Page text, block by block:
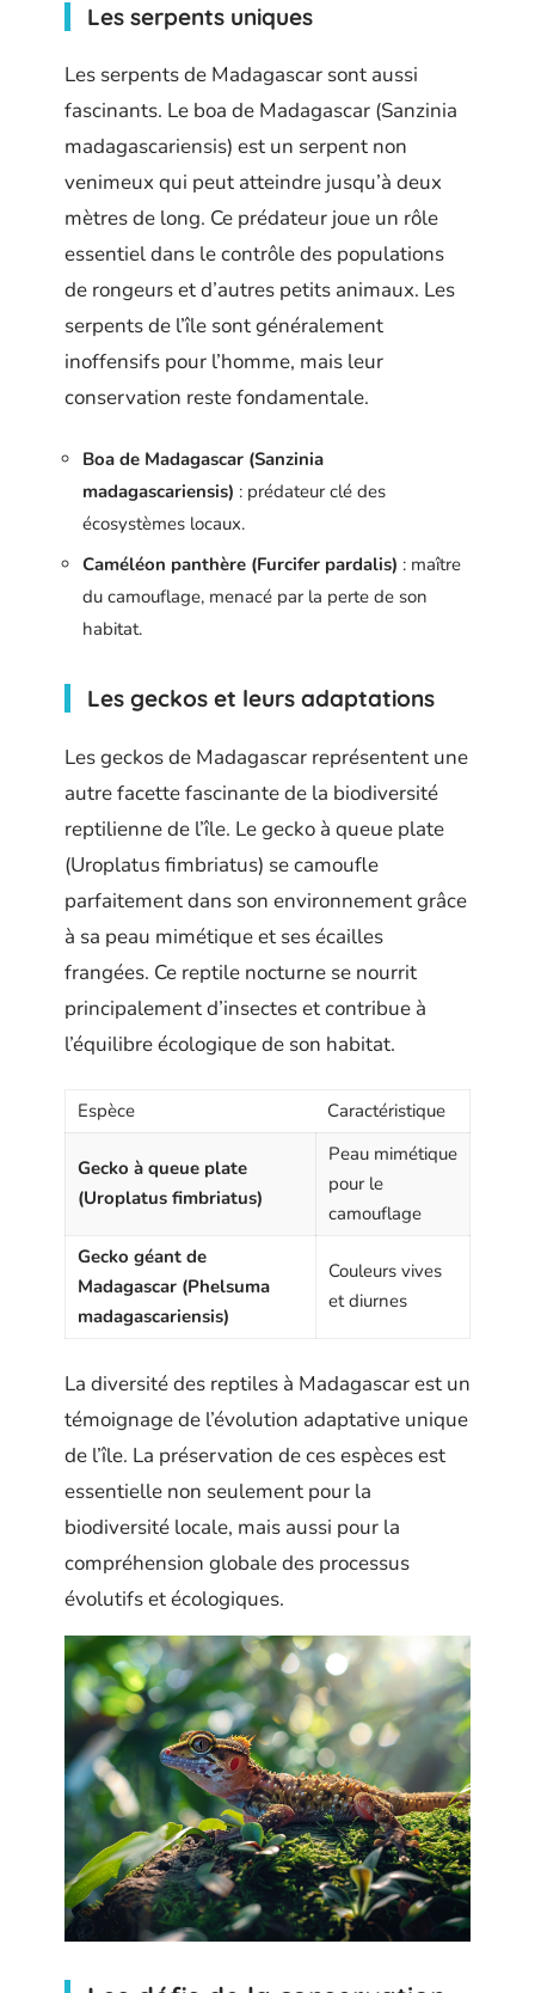
Les serpents uniques
Les serpents de Madagascar sont aussi
fascinants. Le boa de Madagascar (Sanzinia
madagascariensis) est un serpent non
venimeux qui peut atteindre jusqu’à deux
mètres de long. Ce prédateur joue un rôle
essentiel dans le contrôle des populations
de rongeurs et d’autres petits animaux. Les
serpents de l’île sont généralement
inoffensifs pour l’homme, mais leur
conservation reste fondamentale.
Boa de Madagascar (Sanzinia
madagascariensis) : prédateur clé des
écosystèmes locaux.
Caméléon panthère (Furcifer pardalis) : maître
du camouflage, menacé par la perte de son
habitat.
Les geckos et leurs adaptations
Les geckos de Madagascar représentent une
autre facette fascinante de la biodiversité
reptilienne de l’île. Le gecko à queue plate
(Uroplatus fimbriatus) se camoufle
parfaitement dans son environnement grâce
à sa peau mimétique et ses écailles
frangées. Ce reptile nocturne se nourrit
principalement d’insectes et contribue à
l’équilibre écologique de son habitat.
Espèce Caractéristique
Gecko à queue plate
(Uroplatus fimbriatus)
Peau mimétique
pour le
camouflage
Gecko géant de
Madagascar (Phelsuma
madagascariensis)
Couleurs vives
et diurnes
La diversité des reptiles à Madagascar est un
témoignage de l’évolution adaptative unique
de l’île. La préservation de ces espèces est
essentielle non seulement pour la
biodiversité locale, mais aussi pour la
compréhension globale des processus
évolutifs et écologiques.